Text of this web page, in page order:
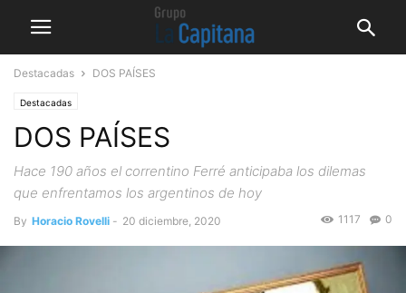
Destacadas DOS PAÍSES
Destacadas
DOS PAÍSES
Hace 190 años el correntino Ferré anticipaba los dilemas
que enfrentamos los argentinos de hoy
By Horacio Rovelli - 20 diciembre, 2020 0
1117